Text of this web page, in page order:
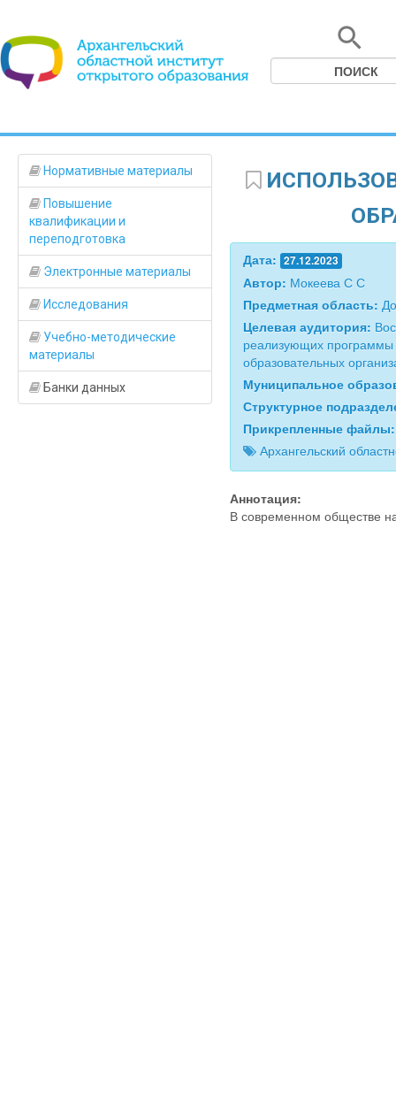
Нормативные материалы
Повышение
квалификации и
переподготовка
Электронные материалы
Исследования
Учебно-методические
материалы
Банки данных
Дата: 27.12.2023
Автор: Мокеева С С
Предметная область:
Целевая аудитория:
реализующих
образовательных
Муниципальное
Структурное
Прикрепленные
Архангельский
Аннотация:
В современном обществе